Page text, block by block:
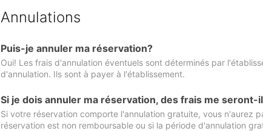
Annulations
Puis-je annuler ma réservation?
Oui! Les frais d'annulation éventuels sont déterminés par
d'annulation. Ils sont à payer à l'établissement.
Si je dois annuler ma réservation, des frais me seront-
Si votre réservation comporte l'annulation gratuite, vous n'aurez
réservation est non remboursable ou si la période d'annulation